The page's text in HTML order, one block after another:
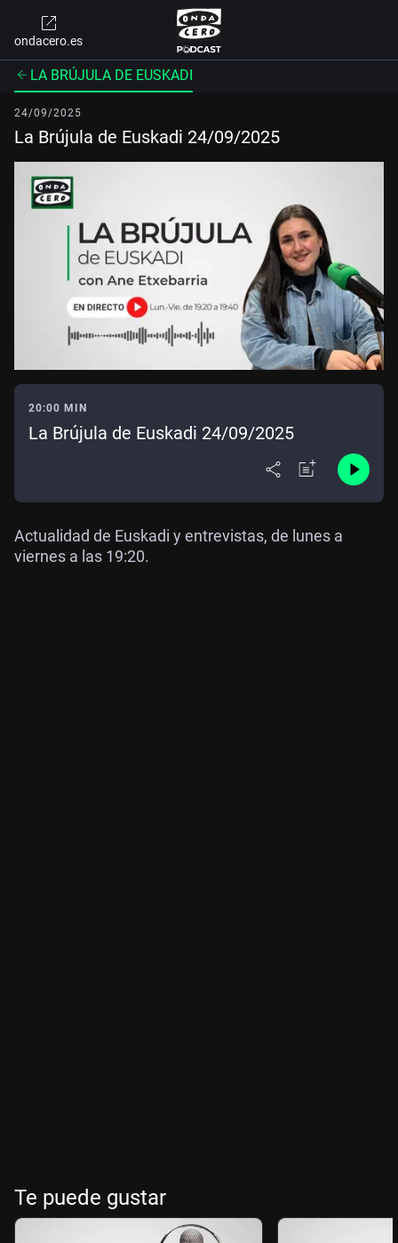
ondacero.es
LA BRÚJULA DE EUSKADI
24/09/2025
La Brújula de Euskadi 24/09/2025
20:00 MIN
La Brújula de Euskadi 24/09/2025
Actualidad de Euskadi y entrevistas, de lunes a
viernes a las 19:20.
Te puede gustar